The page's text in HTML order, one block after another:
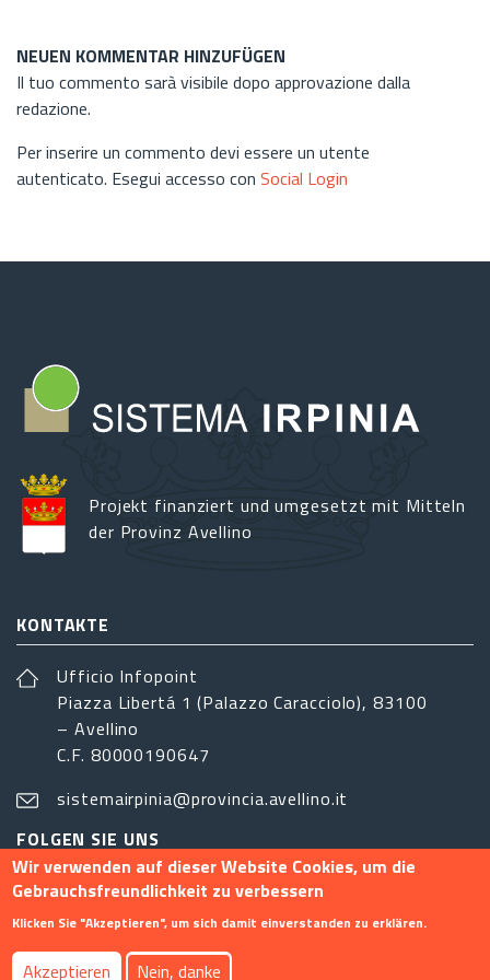
NEUEN KOMMENTAR HINZUFÜGEN
Il tuo commento sarà visibile dopo approvazione dalla
redazione.
Per inserire un commento devi essere un utente
autenticato. Esegui accesso con Social Login
Projekt finanziert und umgesetzt mit Mitteln
der Provinz Avellino
KONTAKTE
Ufficio Infopoint
Piazza Libertá 1 (Palazzo Caracciolo), 83100
– Avellino
C.F. 80000190647
sistemairpinia@provincia.avellino.it
FOLGEN SIE UNS
Footer menu
Wir verwenden auf dieser Website Cookies, um die
Gebrauchsfreundlichkeit zu verbessern
Klicken Sie "Akzeptieren", um sich damit einverstanden zu erklären.
Akzeptieren Nein, danke